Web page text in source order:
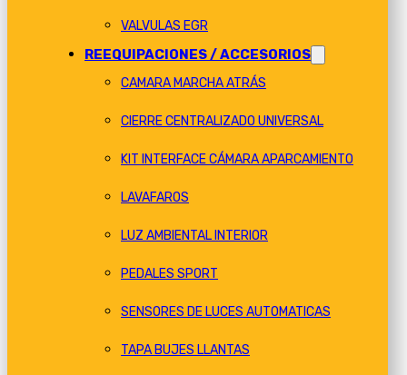
VALVULAS EGR
REEQUIPACIONES / ACCESORIOS
CAMARA MARCHA ATRÁS
CIERRE CENTRALIZADO UNIVERSAL
KIT INTERFACE CÁMARA APARCAMIENTO
LAVAFAROS
LUZ AMBIENTAL INTERIOR
PEDALES SPORT
SENSORES DE LUCES AUTOMATICAS
TAPA BUJES LLANTAS